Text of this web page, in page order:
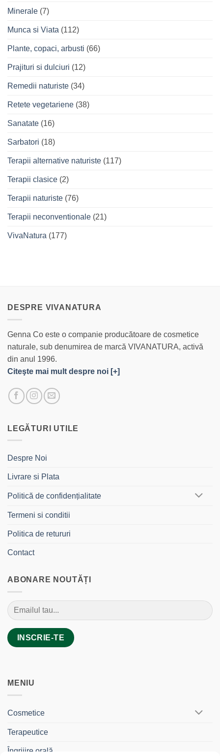
Minerale (7)
Munca si Viata (112)
Plante, copaci, arbusti (66)
Prajituri si dulciuri (12)
Remedii naturiste (34)
Retete vegetariene (38)
Sanatate (16)
Sarbatori (18)
Terapii alternative naturiste (117)
Terapii clasice (2)
Terapii naturiste (76)
Terapii neconventionale (21)
VivaNatura (177)
DESPRE VIVANATURA
Genna Co este o companie producătoare de cosmetice
naturale, sub denumirea de marcă VIVANATURA, activă
din anul 1996.
Citeşte mai mult despre noi [+]
LEGĂTURI UTILE
Despre Noi
Livrare si Plata
Politică de confidențialitate
Termeni si conditii
Politica de retururi
Contact
ABONARE NOUTĂȚI
MENIU
Cosmetice
Terapeutice
Îngrijire orală